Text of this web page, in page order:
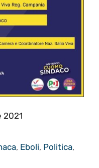
2021
, Eboli, Politica,